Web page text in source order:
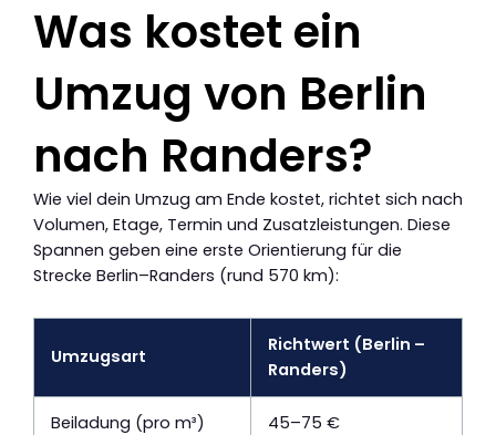
Was kostet ein
Umzug von Berlin
nach Randers?
Wie viel dein Umzug am Ende kostet, richtet sich nach
Volumen, Etage, Termin und Zusatzleistungen. Diese
Spannen geben eine erste Orientierung für die
Strecke Berlin–Randers (rund 570 km):
Umzugsart
Richtwert (Berlin –
Randers)
Beiladung (pro m³) 45–75 €